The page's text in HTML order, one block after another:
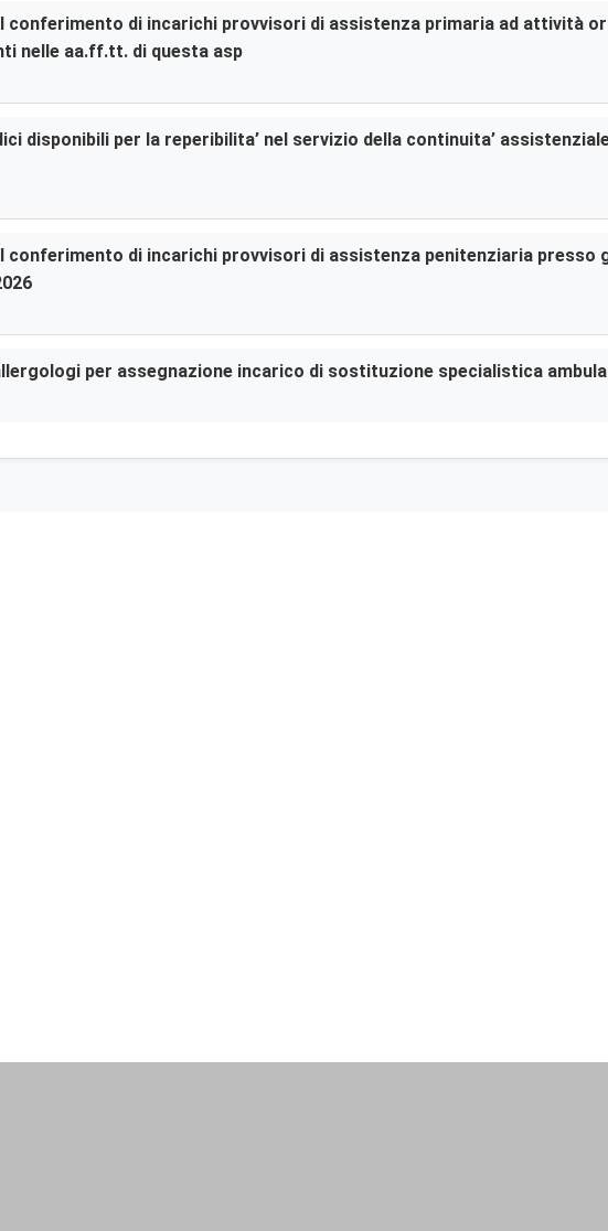
conferimento di incarichi provvisori di assistenza primaria ad attività
nelle aa.ff.tt. di questa asp
disponibili per la reperibilita’ nel servizio della continuita’
conferimento di incarichi provvisori di assistenza penitenziaria
per assegnazione incarico di sostituzione specialistica